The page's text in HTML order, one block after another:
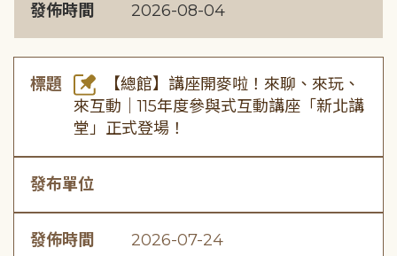
發佈時間 2026-08-04
標題
【總館】講座開麥啦！來聊、來玩、
來互動｜115年度參與式互動講座「新北講
堂」正式登場！
發布單位
發佈時間 2026-07-24